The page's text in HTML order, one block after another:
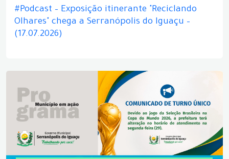
#Podcast – Exposição itinerante "Reciclando
Olhares" chega a Serranópolis do Iguaçu –
(17.07.2026)